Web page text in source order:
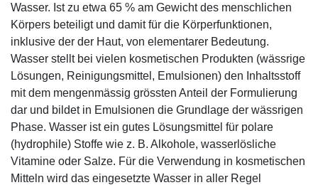
Wasser. Ist zu etwa 65 % am Gewicht des menschlichen
Körpers beteiligt und damit für die Körperfunktionen,
inklusive der der Haut, von elementarer Bedeutung.
Wasser stellt bei vielen kosmetischen Produkten (wässrige
Lösungen, Reinigungsmittel, Emulsionen) den Inhaltsstoff
mit dem mengenmässig grössten Anteil der Formulierung
dar und bildet in Emulsionen die Grundlage der wässrigen
Phase. Wasser ist ein gutes Lösungsmittel für polare
(hydrophile) Stoffe wie z. B. Alkohole, wasserlösliche
Vitamine oder Salze. Für die Verwendung in kosmetischen
Mitteln wird das eingesetzte Wasser in aller Regel